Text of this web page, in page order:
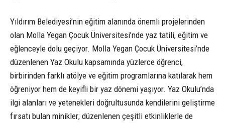
Yıldırım Belediyesi’nin eğitim alanında önemli projelerinden
olan Molla Yegan Çocuk Üniversitesi’nde yaz tatili, eğitim ve
eğlenceyle dolu geçiyor. Molla Yegan Çocuk Üniversitesi’nde
düzenlenen Yaz Okulu kapsamında yüzlerce öğrenci,
birbirinden farklı atölye ve eğitim programlarına katılarak hem
öğreniyor hem de keyifli bir yaz dönemi yaşıyor. Yaz Okulu’nda
ilgi alanları ve yetenekleri doğrultusunda kendilerini geliştirme
fırsatı bulan minikler; düzenlenen çeşitli etkinliklerle de